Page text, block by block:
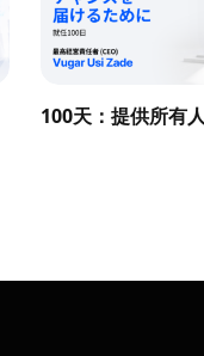
100天：提供所有